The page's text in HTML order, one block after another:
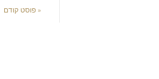
« פוסט קודם